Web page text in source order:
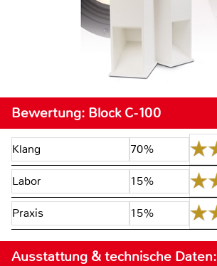
Bewertung: Block C-100
Klang 70%
Labor 15%
Praxis 15%
Ausstattung & technische Daten: